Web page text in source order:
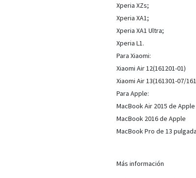
Xperia XZs;
Xperia XA1;
Xperia XA1 Ultra;
Xperia L1.
Para Xiaomi:
Xiaomi Air 12(161201-01)
Xiaomi Air 13(161301-07/
Para Apple:
MacBook Air 2015 de Apple
MacBook 2016 de Apple
MacBook Pro de 13
Más información